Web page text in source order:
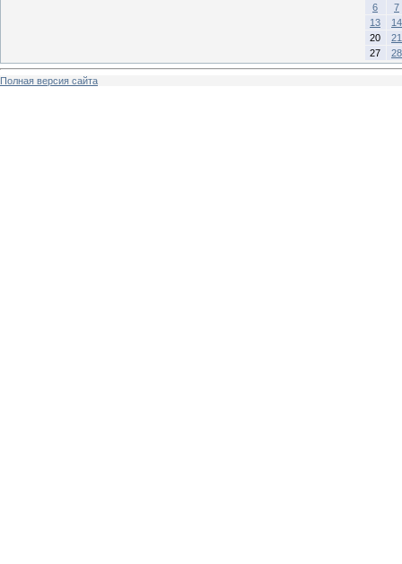
6
7
13
14
20
21
27
28
Полная версия сайта